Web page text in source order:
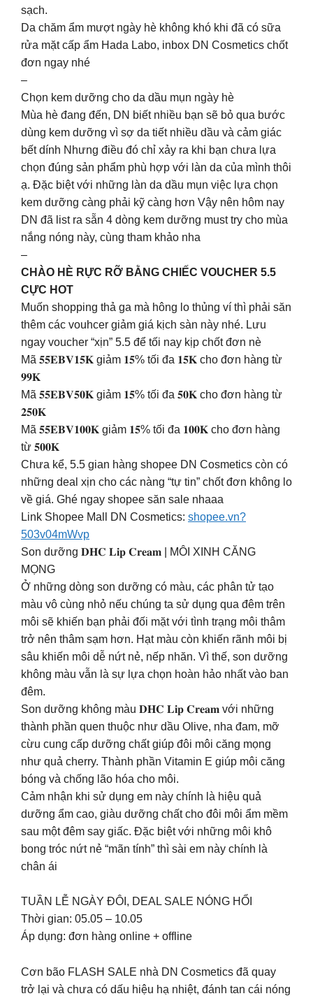
sạch.
Da chăm ẩm mượt ngày hè không khó khi đã có sữa
rửa mặt cấp ẩm Hada Labo, inbox DN Cosmetics chốt
đơn ngay nhé
–
Chọn kem dưỡng cho da dầu mụn ngày hè
Mùa hè đang đến, DN biết nhiều bạn sẽ bỏ qua bước
dùng kem dưỡng vì sợ da tiết nhiều dầu và cảm giác
bết dính Nhưng điều đó chỉ xảy ra khi bạn chưa lựa
chọn đúng sản phẩm phù hợp với làn da của mình thôi
ạ. Đặc biệt với những làn da dầu mụn việc lựa chọn
kem dưỡng càng phải kỹ càng hơn Vậy nên hôm nay
DN đã list ra sẵn 4 dòng kem dưỡng must try cho mùa
nắng nóng này, cùng tham khảo nha
–
CHÀO HÈ RỰC RỠ BẰNG CHIẾC VOUCHER 5.5
CỰC HOT
Muốn shopping thả ga mà hông lo thủng ví thì phải săn
thêm các vouhcer giảm giá kịch sàn này nhé. Lưu
ngay voucher “xịn” 5.5 để tối nay kịp chốt đơn nè
Mã 𝟓𝟓𝐄𝐁𝐕𝟏𝟓𝐊 giảm 𝟏𝟓% tối đa 𝟏𝟓𝐊 cho đơn hàng từ
𝟗𝟗𝐊
Mã 𝟓𝟓𝐄𝐁𝐕𝟓𝟎𝐊 giảm 𝟏𝟓% tối đa 𝟓𝟎𝐊 cho đơn hàng từ
𝟐𝟓𝟎𝐊
Mã 𝟓𝟓𝐄𝐁𝐕𝟏𝟎𝟎𝐊 giảm 𝟏𝟓% tối đa 𝟏𝟎𝟎𝐊 cho đơn hàng
từ 𝟓𝟎𝟎𝐊
Chưa kể, 5.5 gian hàng shopee DN Cosmetics còn có
những deal xịn cho các nàng “tự tin” chốt đơn không lo
về giá. Ghé ngay shopee săn sale nhaaa
Link Shopee Mall DN Cosmetics: shopee.vn?
503v04mWvp
Son dưỡng 𝐃𝐇𝐂 𝐋𝐢𝐩 𝐂𝐫𝐞𝐚𝐦 | MÔI XINH CĂNG
MỌNG
Ở những dòng son dưỡng có màu, các phân tử tạo
màu vô cùng nhỏ nếu chúng ta sử dụng qua đêm trên
môi sẽ khiến bạn phải đối mặt với tình trạng môi thâm
trở nên thâm sạm hơn. Hạt màu còn khiến rãnh môi bị
sâu khiến môi dễ nứt nẻ, nếp nhăn. Vì thế, son dưỡng
không màu vẫn là sự lựa chọn hoàn hảo nhất vào ban
đêm.
Son dưỡng không màu 𝐃𝐇𝐂 𝐋𝐢𝐩 𝐂𝐫𝐞𝐚𝐦 với những
thành phần quen thuộc như dầu Olive, nha đam, mỡ
cừu cung cấp dưỡng chất giúp đôi môi căng mọng
như quả cherry. Thành phần Vitamin E giúp môi căng
bóng và chống lão hóa cho môi.
Cảm nhận khi sử dụng em này chính là hiệu quả
dưỡng ẩm cao, giàu dưỡng chất cho đôi môi ẩm mềm
sau một đêm say giấc. Đặc biệt với những môi khô
bong tróc nứt nẻ “mãn tính” thì sài em này chính là
chân ái
TUẦN LỄ NGÀY ĐÔI, DEAL SALE NÓNG HỔI
Thời gian: 05.05 – 10.05
Áp dụng: đơn hàng online + offline
Cơn bão FLASH SALE nhà DN Cosmetics đã quay
trở lại và chưa có dấu hiệu hạ nhiệt, đánh tan cái nóng